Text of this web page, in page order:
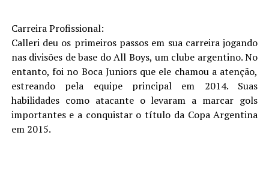
Carreira Profissional:
Calleri deu os primeiros passos em sua carreira jogando
nas divisões de base do All Boys, um clube argentino. No
entanto, foi no Boca Juniors que ele chamou a atenção,
estreando pela equipe principal em 2014. Suas
habilidades como atacante o levaram a marcar gols
importantes e a conquistar o título da Copa Argentina
em 2015.